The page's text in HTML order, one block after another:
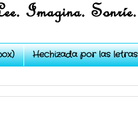
Hechizada por las letras